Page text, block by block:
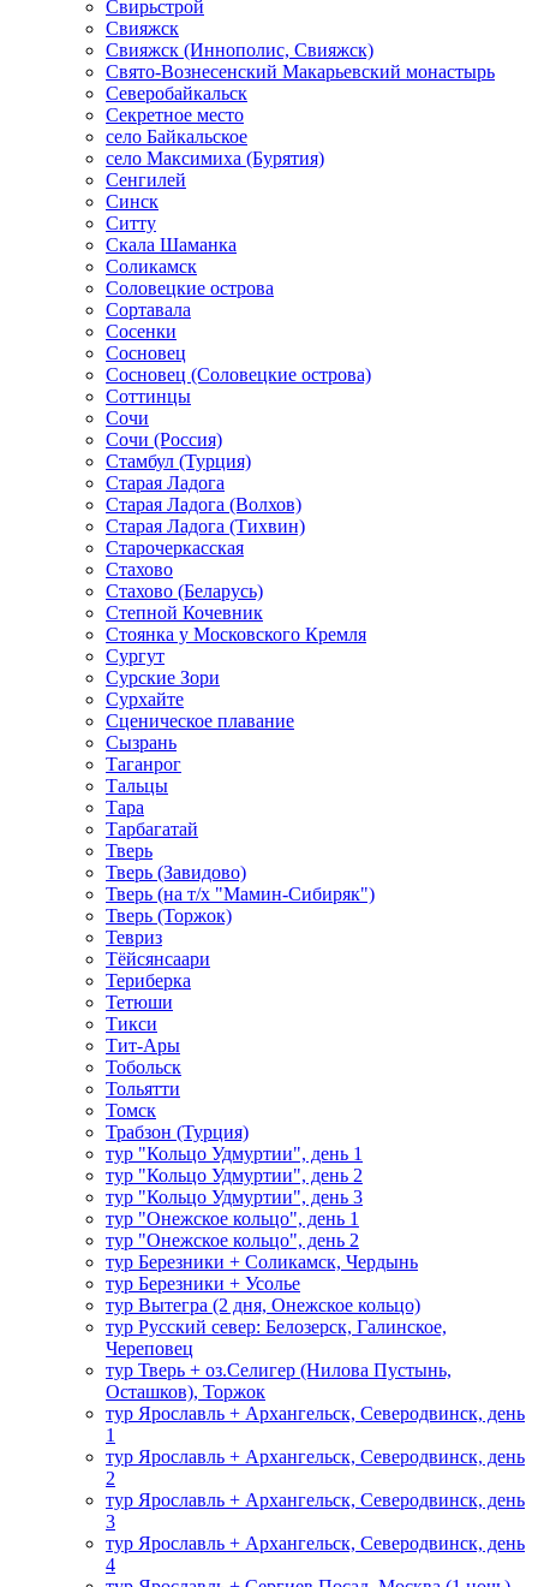
Свирьстрой
Свияжск
Свияжск (Иннополис, Свияжск)
Свято-Вознесенский Макарьевский монастырь
Северобайкальск
Секретное место
село Байкальское
село Максимиха (Бурятия)
Сенгилей
Синск
Ситту
Скала Шаманка
Соликамск
Соловецкие острова
Сортавала
Сосенки
Сосновец
Сосновец (Соловецкие острова)
Соттинцы
Сочи
Сочи (Россия)
Стамбул (Турция)
Старая Ладога
Старая Ладога (Волхов)
Старая Ладога (Тихвин)
Старочеркасская
Стахово
Стахово (Беларусь)
Степной Кочевник
Стоянка у Московского Кремля
Сургут
Сурские Зори
Сурхайте
Сценическое плавание
Сызрань
Таганрог
Тальцы
Тара
Тарбагатай
Тверь
Тверь (Завидово)
Тверь (на т/х "Мамин-Сибиряк")
Тверь (Торжок)
Тевриз
Тёйсянсаари
Териберка
Тетюши
Тикси
Тит-Ары
Тобольск
Тольятти
Томск
Трабзон (Турция)
тур "Кольцо Удмуртии", день 1
тур "Кольцо Удмуртии", день 2
тур "Кольцо Удмуртии", день 3
тур "Онежское кольцо", день 1
тур "Онежское кольцо", день 2
тур Березники + Соликамск, Чердынь
тур Березники + Усолье
тур Вытегра (2 дня, Онежское кольцо)
тур Русский север: Белозерск, Галинское,
Череповец
тур Тверь + оз.Селигер (Нилова Пустынь,
Осташков), Торжок
тур Ярославль + Архангельск, Северодвинск, день
1
тур Ярославль + Архангельск, Северодвинск, день
2
тур Ярославль + Архангельск, Северодвинск, день
3
тур Ярославль + Архангельск, Северодвинск, день
4